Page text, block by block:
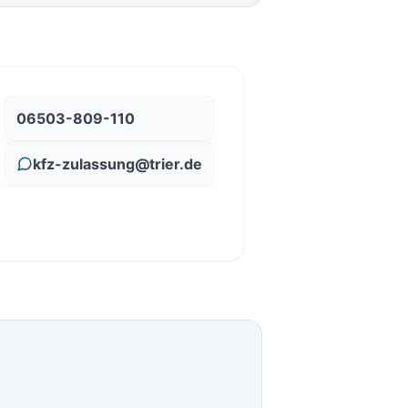
06503-809-110
kfz-zulassung@trier.de